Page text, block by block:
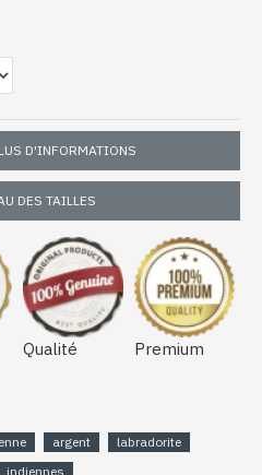
D'INFORMATIONS
DES TAILLES
Qualité Premium
argent
labradorite
indiennes